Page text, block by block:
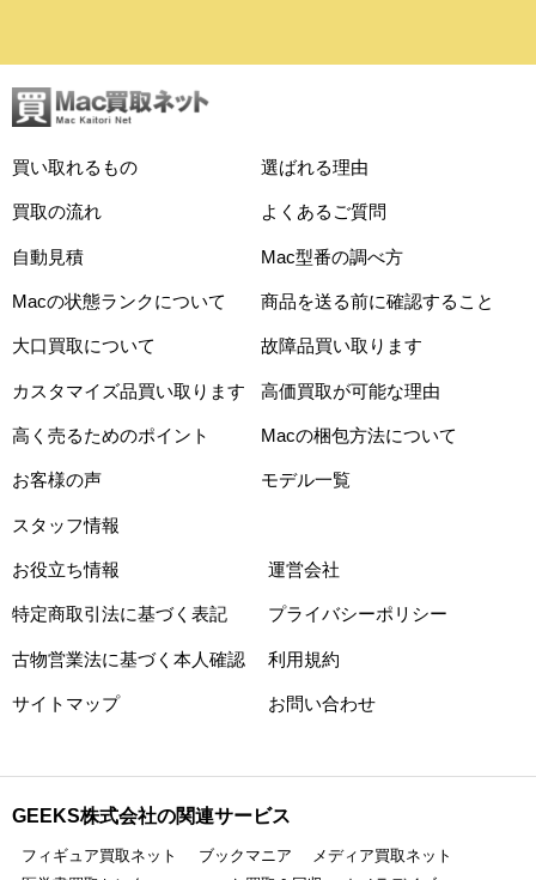
買い取れるもの 選ばれる理由
買取の流れ よくあるご質問
自動見積 Mac型番の調べ方
Macの状態ランクについて 商品を送る前に確認すること
大口買取について 故障品買い取ります
カスタマイズ品買い取ります 高価買取が可能な理由
高く売るためのポイント Macの梱包方法について
お客様の声 モデル一覧
スタッフ情報
お役立ち情報 運営会社
特定商取引法に基づく表記 プライバシーポリシー
古物営業法に基づく本人確認 利用規約
サイトマップ お問い合わせ
GEEKS株式会社の関連サービス
フィギュア買取ネット ブックマニア
メディア買取ネット